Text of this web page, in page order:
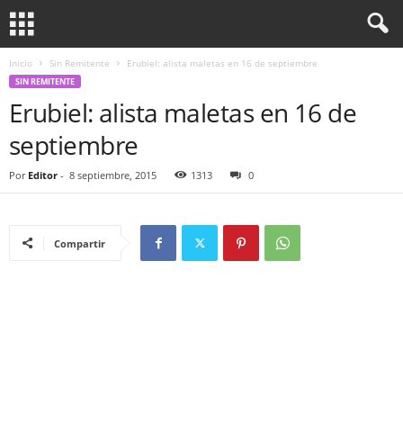
Inicio Sin Remitente Erubiel: alista maletas en 16 de septiembre
SIN REMITENTE
Erubiel: alista maletas en 16 de
septiembre
Por Editor - 8 septiembre, 2015 1313 0
Compartir